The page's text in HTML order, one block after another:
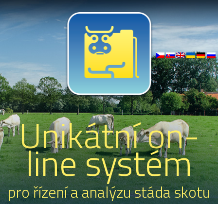
Unikátní on-
line systém
pro řízení a analýzu stáda skotu